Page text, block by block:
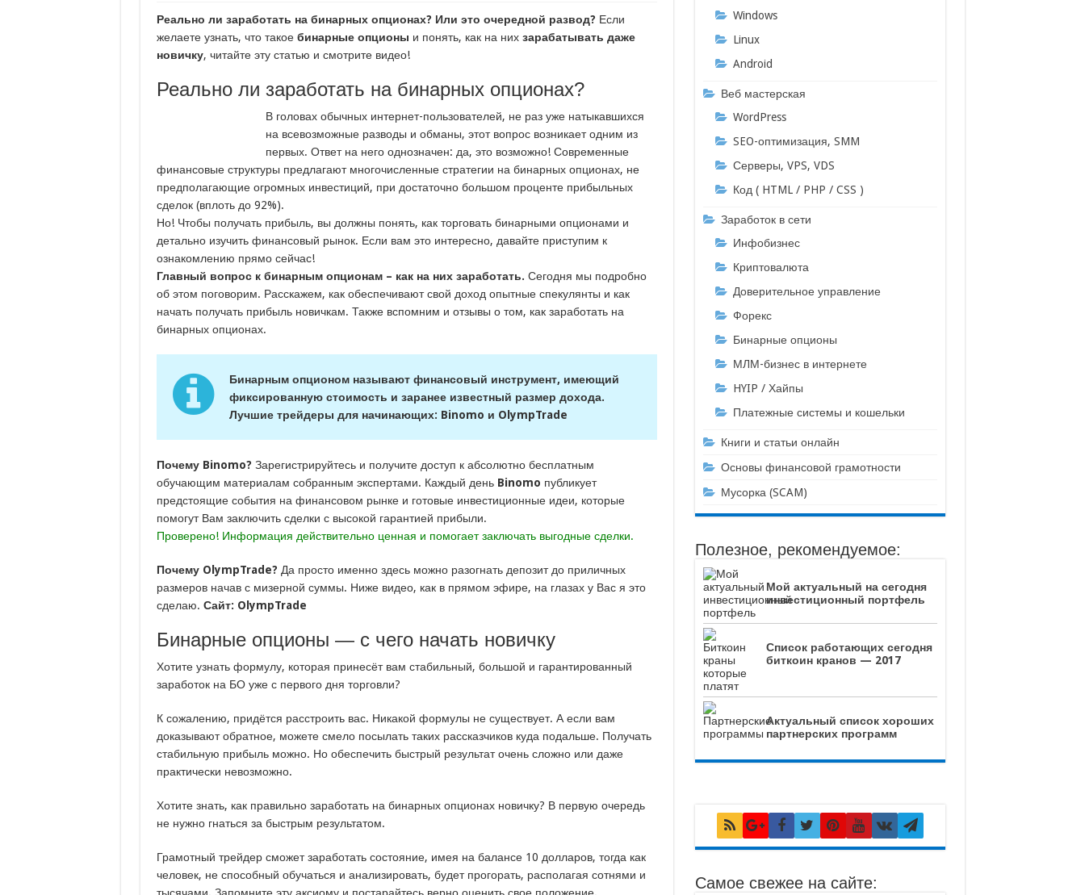
Программа для раскрутки в Одноклассниках
Golden Coins — отзывы, обзор
Реально ли заработать на бинарных опционах? Или это очередной развод? Если
желаете узнать, что такое бинарные опционы и понять, как на них зарабатывать даже
новичку, читайте эту статью и смотрите видео!
Реально ли заработать на бинарных опционах?
В головах обычных интернет-пользователей, не раз уже натыкавшихся
на всевозможные разводы и обманы, этот вопрос возникает одним из
первых. Ответ на него однозначен: да, это возможно! Современные
финансовые структуры предлагают многочисленные стратегии на бинарных опционах, не
предполагающие огромных инвестиций, при достаточно большом проценте прибыльных
сделок (вплоть до 92%).
Но! Чтобы получать прибыль, вы должны понять, как торговать бинарными опционами и
детально изучить финансовый рынок. Если вам это интересно, давайте приступим к
ознакомлению прямо сейчас!
Главный вопрос к бинарным опционам – как на них заработать. Сегодня мы подробно
об этом поговорим. Расскажем, как обеспечивают свой доход опытные спекулянты и как
начать получать прибыль новичкам. Также вспомним и отзывы о том, как заработать на
бинарных опционах.
Бинарным опционом называют финансовый инструмент, имеющий
фиксированную стоимость и заранее известный размер дохода.
Лучшие трейдеры для начинающих: Binomo и OlympTrade
Почему Binomo? Зарегистрируйтесь и получите доступ к абсолютно бесплатным
обучающим материалам собранным экспертами. Каждый день Binomo публикует
предстоящие события на финансовом рынке и готовые инвестиционные идеи, которые
помогут Вам заключить сделки с высокой гарантией прибыли.
Проверено! Информация действительно ценная и помогает заключать выгодные сделки.
Почему OlympTrade? Да просто именно здесь можно разогнать депозит до приличных
размеров начав с мизерной суммы. Ниже видео, как в прямом эфире, на глазах у Вас я это
сделаю. Сайт: OlympTrade
Бинарные опционы — с чего начать новичку
Хотите узнать формулу, которая принесёт вам стабильный, большой и гарантированный
заработок на БО уже с первого дня торговли?
К сожалению, придётся расстроить вас. Никакой формулы не существует. А если вам
доказывают обратное, можете смело посылать таких рассказчиков куда подальше. Получать
стабильную прибыль можно. Но обеспечить быстрый результат очень сложно или даже
практически невозможно.
Хотите знать, как правильно заработать на бинарных опционах новичку? В первую очередь
не нужно гнаться за быстрым результатом.
Грамотный трейдер сможет заработать состояние, имея на балансе 10 долларов, тогда как
человек, не способный обучаться и анализировать, будет прогорать, располагая сотнями и
Windows
Linux
Android
Веб мастерская
WordPress
SEO-оптимизация, SMM
Серверы, VPS, VDS
Код ( HTML / PHP / CSS )
Заработок в сети
Инфобизнес
Криптовалюта
Доверительное управление
Форекс
Бинарные опционы
МЛМ-бизнес в интернете
HYIP / Хайпы
Платежные системы и кошельки
Книги и статьи онлайн
Основы финансовой грамотности
Мусорка (SCAM)
Полезное, рекомендуемое:
Мой актуальный на сегодня
инвестиционный портфель
Список работающих сегодня
биткоин кранов — 2017
Актуальный список хороших
партнерских программ
Самое свежее на сайте: